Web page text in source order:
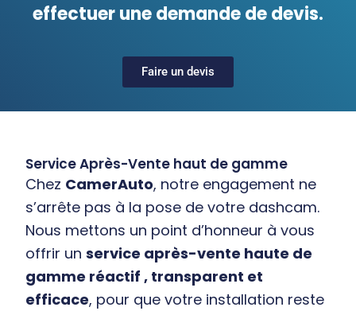
effectuer une demande de devis.
Faire un devis
Service Après-Vente haut de gamme
Chez CamerAuto, notre engagement ne
s’arrête pas à la pose de votre dashcam.
Nous mettons un point d’honneur à vous
offrir unservice après-vente haute de
gamme réactif , transparent et
efficace, pour que votre installation reste